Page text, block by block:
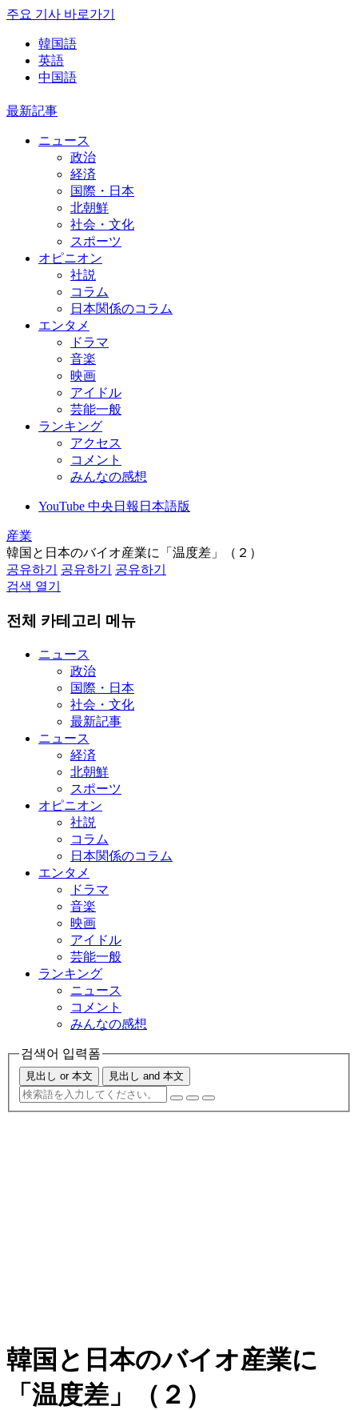
주요 기사 바로가기
韓国語
英語
中国語
最新記事
ニュース
政治
経済
国際・日本
北朝鮮
社会・文化
スポーツ
オピニオン
社説
コラム
日本関係のコラム
エンタメ
ドラマ
音楽
映画
アイドル
芸能一般
ランキング
アクセス
コメント
みんなの感想
YouTube 中央日報日本語版
産業
韓国と日本のバイオ産業に「温度差」（２）
공유하기
공유하기
공유하기
검색 열기
전체 카테고리 메뉴
ニュース
政治
国際・日本
社会・文化
最新記事
ニュース
経済
北朝鮮
スポーツ
オピニオン
社説
コラム
日本関係のコラム
エンタメ
ドラマ
音楽
映画
アイドル
芸能一般
ランキング
ニュース
コメント
みんなの感想
검색어 입력폼
見出し or 本文 見出し and 本文
韓国と日本のバイオ産業に
「温度差」（２）